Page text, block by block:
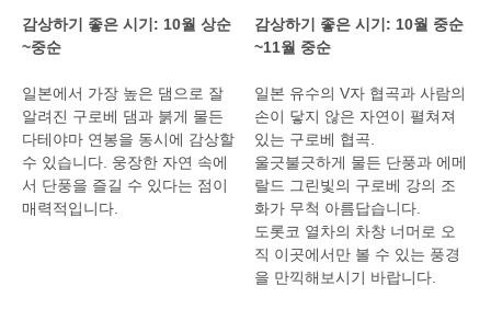
감상하기 좋은 시기 : 10월 상순
~중순
일본에서 가장 높은 댐으로 잘
알려진 구로베 댐과 붉게 물든
다테야마 연봉을 동시에 감상할
수 있습니다 웅장한 자연 속에
서 단풍을 즐길 수 있다는 점이
매력적입니다
감상하기 좋은 시기 : 10월 중순
~11월 중순
일본 유수의 V자 협곡과 사람의
손이 닿지 않은 자연이 펼쳐져
있는 구로베 협곡
울긋불긋하게 물든 단풍과 에메
랄드 그린빛의 구로베 강의 조
화가 무척 아름답습니다.
도롯코 열차의 차창 너머로 오
직 이곳에서만 볼 수 있는 풍경
을 만끽해보시기 바랍니다.